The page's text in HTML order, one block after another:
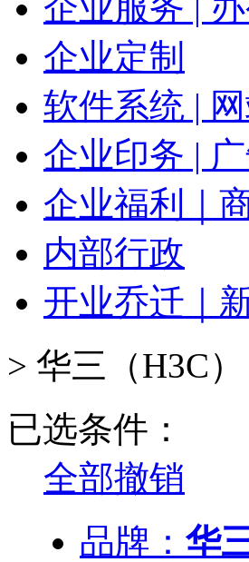
企业定制
软件系统 |
企业印务 |
企业福利｜
内部行政
开业乔迁｜
> 华三（H3C）
已选条件：
全部撤销
品牌： 华